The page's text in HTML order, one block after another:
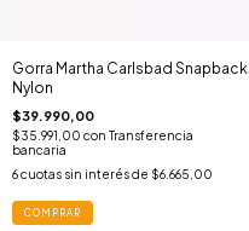
Gorra Martha Carlsbad Snapback
Nylon
$39.990,00
$35.991,00 con Transferencia
bancaria
6cuotas sin interés de $6.665,00
COMPRAR